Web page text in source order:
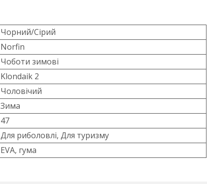
Чорний/Сірий
Norfin
Чоботи зимові
Klondaik 2
Чоловічий
Зима
47
Для риболовлі, Для туризму
EVA, гума